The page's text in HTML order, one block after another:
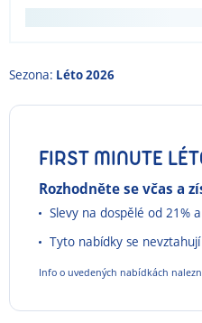
Sezona: Léto 2026
FIRST MINUTE
Rozhodněte se včas a
Slevy na dospělé od 21%
Tyto nabídky se
Info o uvedených nabídkách